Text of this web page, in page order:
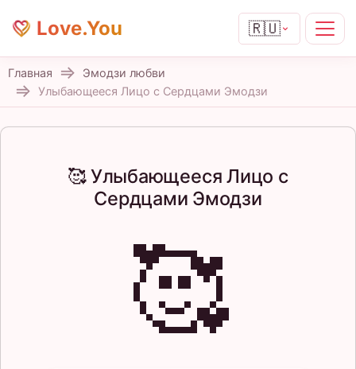
Love.You 🇷🇺
Главная
Эмодзи любви
Улыбающееся Лицо с Сердцами Эмодзи
🥰 Улыбающееся Лицо с
Сердцами Эмодзи
🥰